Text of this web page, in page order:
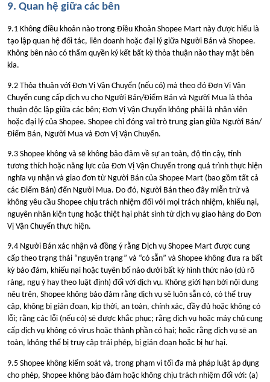
9. Quan hệ giữa các bên
9.1 Không điều khoản nào trong Điều Khoản Shopee Mart này được hiểu là
tạo lập quan hệ đối tác, liên doanh hoặc đại lý giữa Người Bán và Shopee.
Không bên nào có thẩm quyền ký kết bất kỳ thỏa thuận nào thay mặt bên
kia.
9.2 Thỏa thuận với Đơn Vị Vận Chuyển (nếu có) mà theo đó Đơn Vị Vận
Chuyển cung cấp dịch vụ cho Người Bán/Điểm Bán và Người Mua là thỏa
thuận độc lập giữa các bên; Đơn Vị Vận Chuyển không phải là nhân viên
hoặc đại lý của Shopee. Shopee chỉ đóng vai trò trung gian giữa Người Bán/
Điểm Bán, Người Mua và Đơn Vị Vận Chuyển.
9.3 Shopee không và sẽ không bảo đảm về sự an toàn, độ tin cậy, tính
tương thích hoặc năng lực của Đơn Vị Vận Chuyển trong quá trình thực hiện
nghĩa vụ nhận và giao đơn từ Người Bán của Shopee Mart (bao gồm tất cả
các Điểm Bán) đến Người Mua. Do đó, Người Bán theo đây miễn trừ và
không yêu cầu Shopee chịu trách nhiệm đối với mọi trách nhiệm, khiếu nại,
nguyên nhân kiện tụng hoặc thiệt hại phát sinh từ dịch vụ giao hàng do Đơn
Vị Vận Chuyển thực hiện.
9.4 Người Bán xác nhận và đồng ý rằng Dịch vụ Shopee Mart được cung
cấp theo trạng thái “nguyên trạng” và “có sẵn” và Shopee không đưa ra bất
kỳ bảo đảm, khiếu nại hoặc tuyên bố nào dưới bất kỳ hình thức nào (dù rõ
ràng, ngụ ý hay theo luật định) đối với dịch vụ. Không giới hạn bởi nội dung
nêu trên, Shopee không bảo đảm rằng dịch vụ sẽ luôn sẵn có, có thể truy
cập, không bị gián đoạn, kịp thời, an toàn, chính xác, đầy đủ hoặc không có
lỗi; rằng các lỗi (nếu có) sẽ được khắc phục; rằng dịch vụ hoặc máy chủ cung
cấp dịch vụ không có virus hoặc thành phần có hại; hoặc rằng dịch vụ sẽ an
toàn, không thể bị truy cập trái phép, bị gián đoạn hoặc bị hư hại.
9.5 Shopee không kiểm soát và, trong phạm vi tối đa mà pháp luật áp dụng
cho phép, Shopee không bảo đảm hoặc không chịu trách nhiệm đối với: (a)